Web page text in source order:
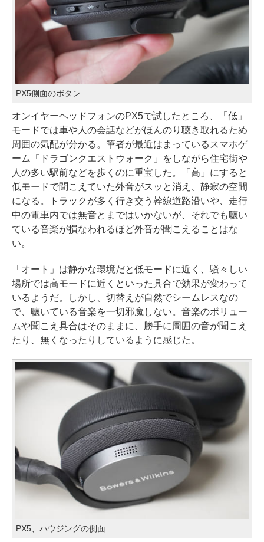
PX5側面のボタン
オンイヤーヘッドフォンのPX5で試したところ、「低」
モードでは車や人の会話などがほんのり聴き取れるため
周囲の気配が分かる。筆者が最近はまっているスマホゲ
ーム「ドラゴンクエストウォーク」をしながら住宅街や
人の多い駅前などを歩くのに重宝した。「高」にすると
低モードで聞こえていた外音がスッと消え、静寂の空間
になる。トラックが多く行き交う幹線道路沿いや、走行
中の電車内では無音とまではいかないが、それでも聴い
ている音楽が損なわれるほど外音が聞こえることはな
い。
「オート」は静かな環境だと低モードに近く、騒々しい
場所では高モードに近くといった具合で効果が変わって
いるようだ。しかし、切替えが自然でシームレスなの
で、聴いている音楽を一切邪魔しない。音楽のボリュー
ムや聞こえ具合はそのままに、勝手に周囲の音が聞こえ
たり、無くなったりしているように感じた。
PX5、ハウジングの側面